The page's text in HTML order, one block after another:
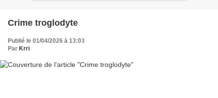
Crime troglodyte
Publié le 01/04/2026 à 13:03
Par Krri